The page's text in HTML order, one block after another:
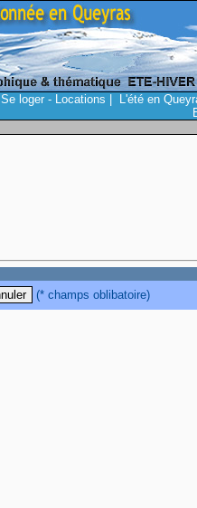
Se loger - Locations
L'été en
(* champs oblibatoire)